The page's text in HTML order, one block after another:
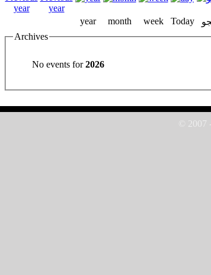
year month week Today
Archives
No events for2026
© 2007